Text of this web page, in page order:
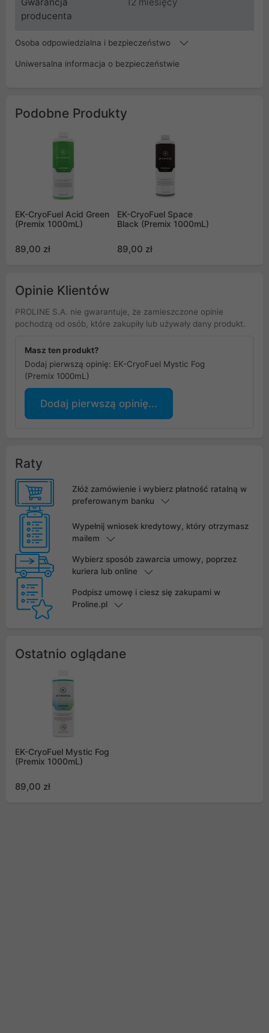
producenta
Osoba odpowiedzialna i bezpieczeństwo
Uniwersalna informacja o bezpieczeństwie
Podobne Produkty
EK-CryoFuel Acid Green
(Premix 1000mL)
89,00 zł
EK-CryoFuel Space
Black (Premix 1000mL)
89,00 zł
Opinie Klientów
PROLINE S.A. nie gwarantuje, że zamieszczone opinie
pochodzą od osób, które zakupiły lub używały dany produkt.
Masz ten produkt?
Dodaj pierwszą opinię: EK-CryoFuel Mystic Fog
(Premix 1000mL)
Dodaj pierwszą opinię...
Raty
Złóż zamówienie i wybierz płatność ratalną w
preferowanym banku
Wypełnij wniosek kredytowy, który otrzymasz
mailem
Wybierz sposób zawarcia umowy, poprzez
kuriera lub online
Podpisz umowę i ciesz się zakupami w
Proline.pl
Ostatnio oglądane
EK-CryoFuel Mystic Fog
(Premix 1000mL)
89,00 zł